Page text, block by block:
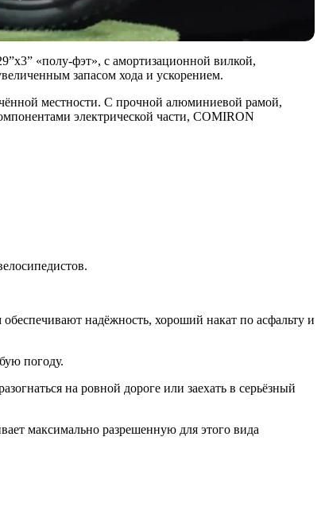
«полу-фэт», с амортизационной вилкой,
запасом хода и ускорением.
местности. С прочной алюминиевой рамой,
электрической части, COMIRON
надёжность, хороший накат по асфальту и
погоду.
на ровной дороге или заехать в серьёзный
максимально разрешенную для этого вида